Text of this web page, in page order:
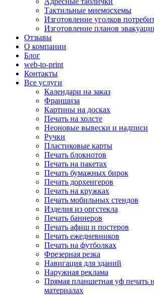
Тактильные мнемосхемы
Изготовление уголков
Изготовление планов
Отзывы
О компании
Блог
web-to-print
Контакты
Все услуги
Календари на заказ
Франшиза
Картины на досках
Печать на холсте
Неоновые вывески и надписи
Ручки
Пластиковые карты
Печать блокнотов
Печать на пакетах
Печать бумажных бирок
Печать дорхенгеров
Печать на кружках
Печать мобильных стендов
Изделия из оргстекла
Печать баннеров
Печать афиш и постеров
Печать ежедневников
Печать на футболках
Фрезерная резка
Навигация для зданий
Наружная реклама
Прямая планшетная уф печать
материалах